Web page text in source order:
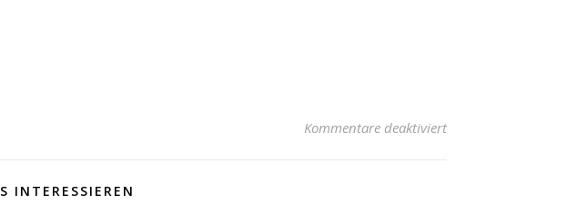
Kommentare deaktiviertfür Wobei spielt
INTERESSIEREN